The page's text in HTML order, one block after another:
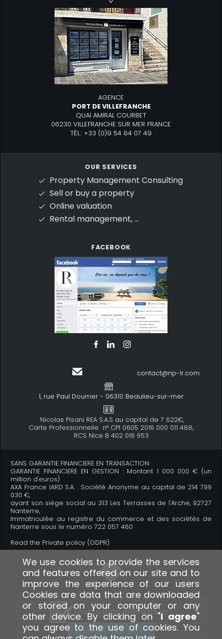
AGENCE
PORT DE VILLEFRANCHE
QUAI AMIRAL COURBET
06230 VILLEFRANCHE SUR MER FRANCE
TÉL.: +33 (0)9 54 84 07 49
OUR SERVICES
Property Management Consulting
Sell or buy a property
Online valuation
Rental management, ...
FACEBOOK
contact@np-lr.com
1, rue Paul Doumer - 06310 Beaulieu-sur-mer
Nicolas Pisani REA S.A.S au capital de 7 622€,
Carte Professionnelle n° CPI 0605 2016 000 011 488,
RCS Nice B 402 016 653
SANS GARANTIE FINANCIERE EN TRANSACTION
GARANTIE FINANCIERE EN GESTION : Montant 1 000 000 € (un
million d'euros)
AXA France IARD S.A. : Société Anonyme au capital de 214 799
030 €,
ayant son siège social au 313 Les Terrasses de l'Arche, 92727
Nanterre,
Immatriculée au registre du commerce et des sociétés de
Nanterre sous le numéro 722 057 460
Read the Private policy (GDPR)
Your opinion interests us !
Donner son avis
We use cookies to provide the services
and features offered on our site and to
improve the experience of our users
Cookies are data that are downloaded
or stored on your computer or any
other device. By clicking on "I agree"
you agree to the use of cookies. You